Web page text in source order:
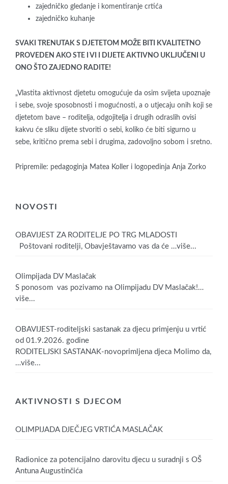
zajedničko gledanje i komentiranje crtića
zajedničko kuhanje
SVAKI TRENUTAK S DJETETOM MOŽE BITI KVALITETNO
PROVEDEN AKO STE I VI I DIJETE AKTIVNO UKLJUČENI U
ONO ŠTO ZAJEDNO RADITE!
„Vlastita aktivnost djetetu omogućuje da osim svijeta upoznaje
i sebe, svoje sposobnosti i mogućnosti, a o utjecaju onih koji se
djetetom bave – roditelja, odgojitelja i drugih odraslih ovisi
kakvu će sliku dijete stvoriti o sebi, koliko će biti sigurno u
sebe, kritično prema sebi i drugima, zadovoljno sobom i sretno.
Pripremile: pedagoginja Matea Koller i logopedinja Anja Zorko
NOVOSTI
OBAVIJEST ZA RODITELJE PO TRG MLADOSTI
Poštovani roditelji, Obavještavamo vas da će …više...
Olimpijada DV Maslačak
S ponosom vas pozivamo na Olimpijadu DV Maslačak!…
više...
OBAVIJEST-roditeljski sastanak za djecu primjenju u vrtić
od 01.9.2026. godine
RODITELJSKI SASTANAK-novoprimljena djeca Molimo da,
…više...
AKTIVNOSTI S DJECOM
OLIMPIJADA DJEČJEG VRTIĆA MASLAČAK
Radionice za potencijalno darovitu djecu u suradnji s OŠ
Antuna Augustinčića